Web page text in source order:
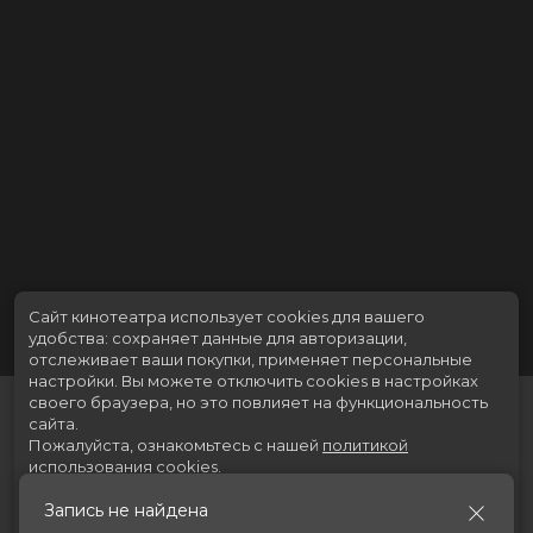
Запись не найдена
Сайт кинотеатра использует cookies для вашего
удобства: сохраняет данные для авторизации,
отслеживает ваши покупки, применяет персональные
настройки. Вы можете отключить cookies в настройках
своего браузера, но это повлияет на функциональность
сайта.
Пожалуйста, ознакомьтесь с нашей политикой
использования cookies